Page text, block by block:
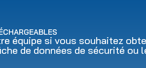
équipe si vous souhaitez
de données de sécurité ou